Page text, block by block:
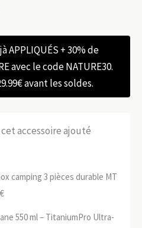
APPLIQUÉS + 30% de
avec le code NATURE30.
avant les soldes.
accessoire ajouté
camping 3 pièces durable MT
€Le
550 ml – TitaniumPro Ultra-